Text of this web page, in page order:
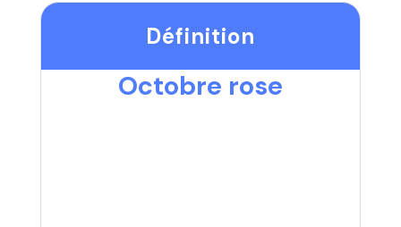
Définition
Octobre rose